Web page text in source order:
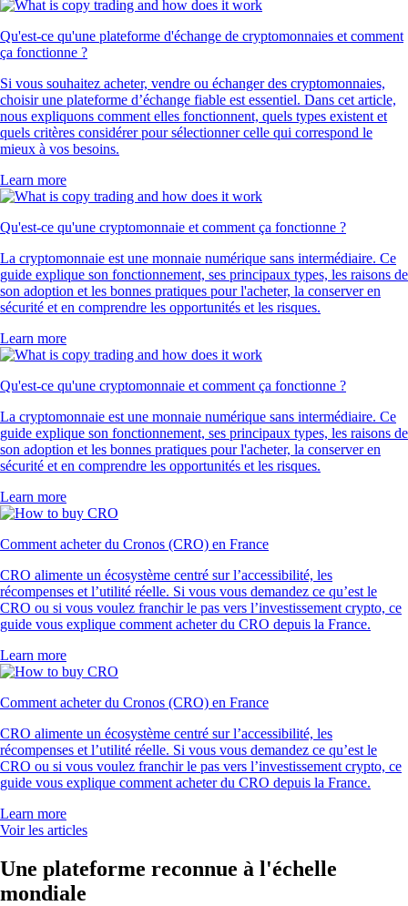
Qu'est-ce qu'une plateforme d'échange de cryptomonnaies et comment
ça fonctionne ?
Si vous souhaitez acheter, vendre ou échanger des cryptomonnaies,
choisir une plateforme d’échange fiable est essentiel. Dans cet article,
nous expliquons comment elles fonctionnent, quels types existent et
quels critères considérer pour sélectionner celle qui correspond le
mieux à vos besoins.
Learn more
Qu'est-ce qu'une cryptomonnaie et comment ça fonctionne ?
La cryptomonnaie est une monnaie numérique sans intermédiaire. Ce
guide explique son fonctionnement, ses principaux types, les raisons de
son adoption et les bonnes pratiques pour l'acheter, la conserver en
sécurité et en comprendre les opportunités et les risques.
Learn more
Qu'est-ce qu'une cryptomonnaie et comment ça fonctionne ?
La cryptomonnaie est une monnaie numérique sans intermédiaire. Ce
guide explique son fonctionnement, ses principaux types, les raisons de
son adoption et les bonnes pratiques pour l'acheter, la conserver en
sécurité et en comprendre les opportunités et les risques.
Learn more
Comment acheter du Cronos (CRO) en France
CRO alimente un écosystème centré sur l’accessibilité, les
récompenses et l’utilité réelle. Si vous vous demandez ce qu’est le
CRO ou si vous voulez franchir le pas vers l’investissement crypto, ce
guide vous explique comment acheter du CRO depuis la France.
Learn more
Comment acheter du Cronos (CRO) en France
CRO alimente un écosystème centré sur l’accessibilité, les
récompenses et l’utilité réelle. Si vous vous demandez ce qu’est le
CRO ou si vous voulez franchir le pas vers l’investissement crypto, ce
guide vous explique comment acheter du CRO depuis la France.
Learn more
Voir les articles
Une plateforme reconnue à l'échelle
mondiale